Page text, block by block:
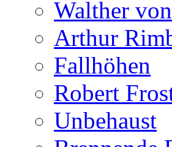
Walther
Arthur
Fallhöhen
Robert
Unbehaust